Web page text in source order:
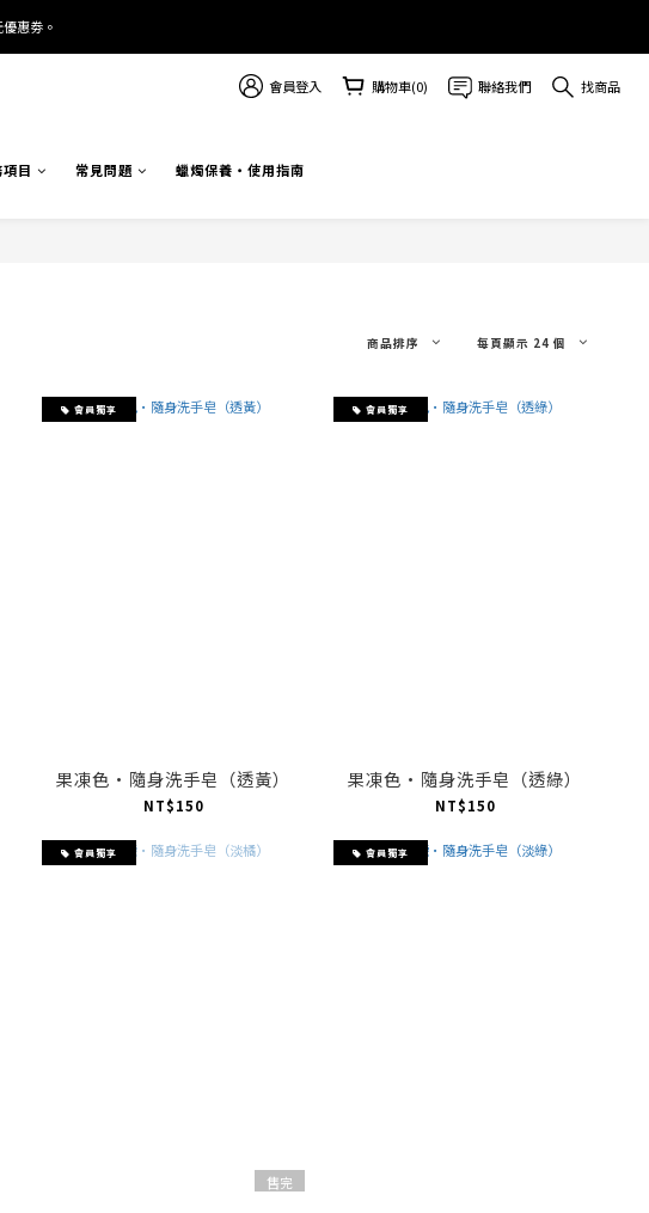
惠劵。
會員登入 購物車(0) 聯絡我們 找商品
目 常見問題 蠟燭保養・使用指南
商品排序 每頁顯示 24 個
會員獨享
果凍色·隨身洗手皂（透黃）
NT$150
會員獨享
果凍色·隨身洗手皂（透綠）
NT$150
會員獨享
售完
會員獨享